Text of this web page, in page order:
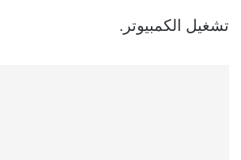
تشغيل الكمبيوتر.